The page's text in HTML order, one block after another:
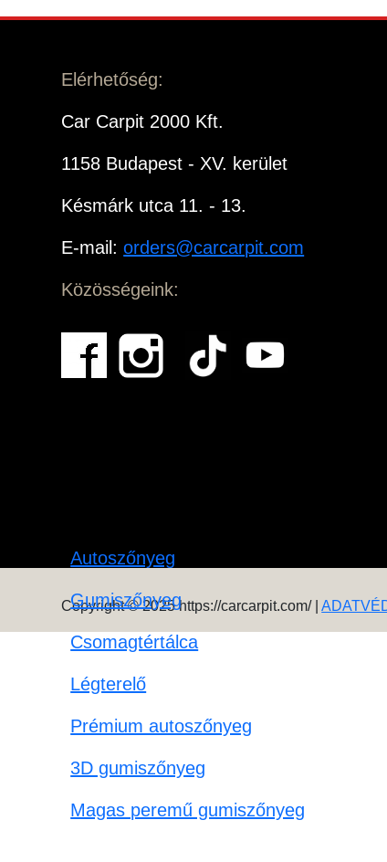
Elérhetőség:
Car Carpit 2000 Kft.
1158 Budapest - XV. kerület
Késmárk utca 11. - 13.
E-mail:orders@carcarpit.com
Közösségeink:
Autoszőnyeg
Gumiszőnyeg
Csomagtértálca
Légterelő
Prémium autoszőnyeg
3D gumiszőnyeg
Magas peremű gumiszőnyeg
Copyright © 2025 https://carcarpit.com/ |